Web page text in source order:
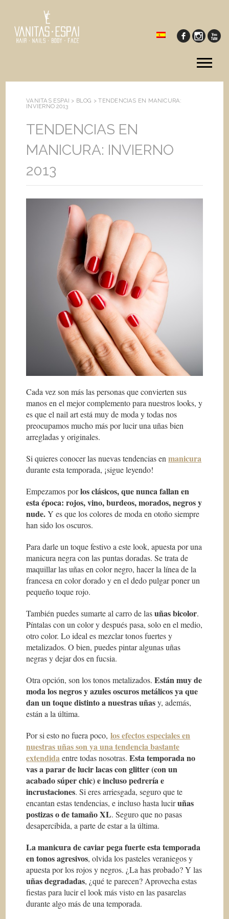
VANITAS ESPAI > BLOG >TENDENCIAS EN MANICURA:
INVIERNO 2013
TENDENCIAS EN
MANICURA: INVIERNO
2013
Cada vez son más las personas que convierten sus
manos en el mejor complemento para nuestros looks, y
es que el nail art está muy de moda y todas nos
preocupamos mucho más por lucir una uñas bien
arregladas y originales.
Si quieres conocer las nuevas tendencias enmanicura
durante esta temporada, ¡sigue leyendo!
Empezamos porlos clásicos, que nunca fallan en
esta época: rojos, vino, burdeos, morados, negros y
nude.Y es que los colores de moda en otoño siempre
han sido los oscuros.
Para darle un toque festivo a este look, apuesta por una
manicura negra con las puntas doradas. Se trata de
maquillar las uñas en color negro, hacer la línea de la
francesa en color dorado y en el dedo pulgar poner un
pequeño toque rojo.
También puedes sumarte al carro de lasuñas bicolor.
Píntalas con un color y después pasa, solo en el medio,
otro color. Lo ideal es mezclar tonos fuertes y
metalizados. O bien, puedes pintar algunas uñas
negras y dejar dos en fucsia.
Otra opción, son los tonos metalizados. Están muy de
moda los negros y azules oscuros metálicos ya que
dan un toque distinto a nuestras uñasy, además,
están a la última.
Por si esto no fuera poco,los efectos especiales en
nuestras uñas son ya una tendencia bastante
extendida entre todas nosotras.Esta temporada no
vas a parar de lucir lacas con glitter (con un
acabado súper chic) e incluso pedrería e
incrustaciones. Si eres arriesgada, seguro que te
encantan estas tendencias, e incluso hasta luciruñas
postizas o de tamaño XL. Seguro que no pasas
desapercibida, a parte de estar a la última.
La manicura de caviar pega fuerte esta temporada
en tonos agresivos, olvida los pasteles veraniegos y
apuesta por los rojos y negros. ¿La has probado? Y las
uñas degradadas, ¿qué te parecen? Aprovecha estas
fiestas para lucir el look más visto en las pasarelas
durante algo más de una temporada.